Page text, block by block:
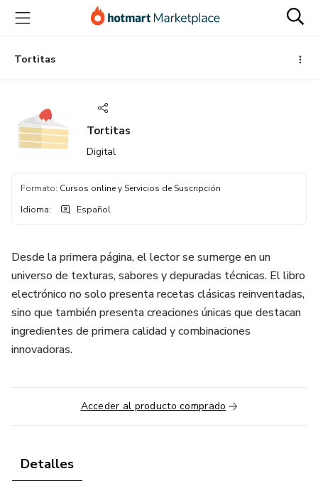
principal
página
de
página
Tortitas
Tortitas
Digital
Formato: Cursos online y Servicios de Suscripción
Idioma: Español
Desde la primera página, el lector se sumerge en un
universo de texturas, sabores y depuradas técnicas. El libro
electrónico no solo presenta recetas clásicas reinventadas,
sino que también presenta creaciones únicas que destacan
ingredientes de primera calidad y combinaciones
innovadoras.
Acceder al producto comprado
Detalles